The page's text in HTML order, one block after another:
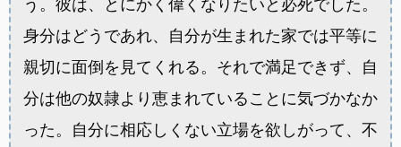
う。彼は、とにかく偉くなりたいと必死でした。
身分はどうであれ、自分が生まれた家では平等に
親切に面倒を見てくれる。それで満足できず、自
分は他の奴隷より恵まれていることに気づかなか
った。自分に相応しくない立場を欲しがって、不